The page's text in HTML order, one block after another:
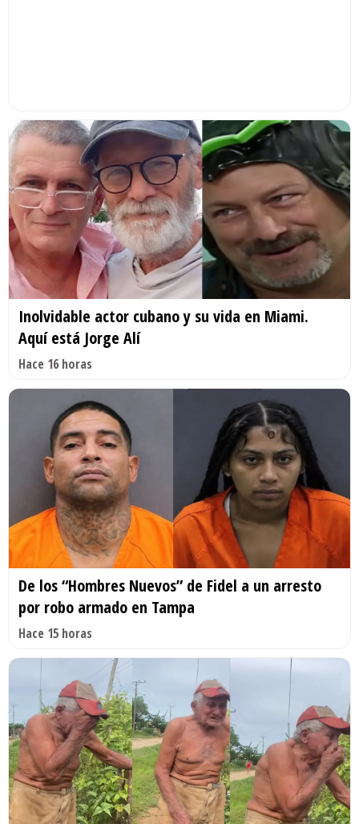
Inolvidable actor cubano y su vida en Miami.
Aquí está Jorge Alí
Hace 16 horas
De los “Hombres Nuevos” de Fidel a un arresto
por robo armado en Tampa
Hace 15 horas